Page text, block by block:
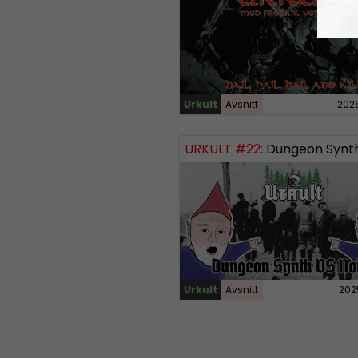
Urkult Avsnitt
URKULT #22: Dungeon Synth
Urkult Avsnitt